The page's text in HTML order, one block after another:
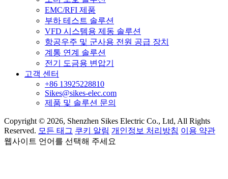
EMC/RFI 제품
부하 테스트 솔루션
VFD 시스템용 제동 솔루션
항공우주 및 군사용 전원 공급 장치
계통 연계 솔루션
전기 도금용 변압기
고객 센터
+86 13925228810
Sikes@sikes-elec.com
제품 및 솔루션 문의
Copyright © 2026, Shenzhen Sikes Electric Co., Ltd, All Rights
Reserved. 모든 태그 쿠키 알림 개인정보 처리방침 이용 약관
웹사이트 언어를 선택해 주세요